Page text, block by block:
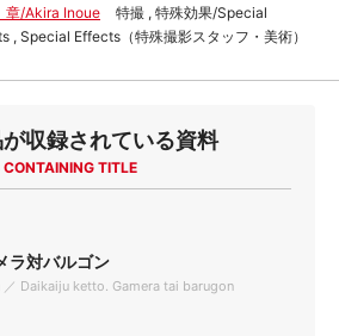
/Akira Inoue
特撮 , 特殊効果/Special
, Special Effects（特殊撮影スタッフ・美術）
収録されている資料
TITLE
対バルゴン
／ Daikaiju ketto. Gamera tai barugon